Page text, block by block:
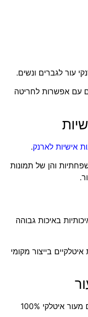
עור לגברים ונשים.
עם אפשרות לחריטה
אישיות לארנק.
והן של תמונות
באיכות גבוהה
בייצור מקומי
ותיקים מעור איטלקי 100%